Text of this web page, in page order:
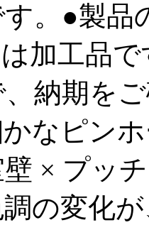
。●製品
加工品
納期を
かなピン
× プッ
の変化